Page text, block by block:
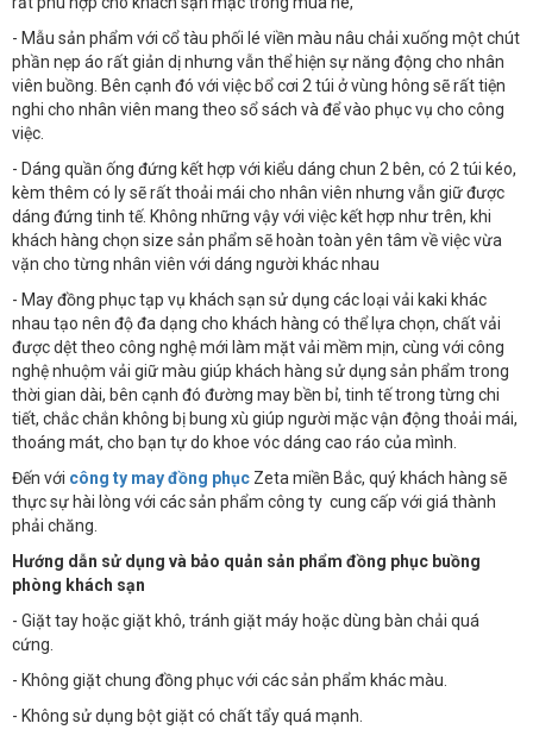
- Mẫu sản phẩm với cổ tàu phối lé viền màu nâu chải xuống một chút
phần nẹp áo rất giản dị nhưng vẫn thể hiện sự năng động cho nhân
viên buồng. Bên cạnh đó với việc bổ cơi 2 túi ở vùng hông sẽ rất tiện
nghi cho nhân viên mang theo sổ sách và để vào phục vụ cho công
việc.
- Dáng quần ống đứng kết hợp với kiểu dáng chun 2 bên, có 2 túi kéo,
kèm thêm có ly sẽ rất thoải mái cho nhân viên nhưng vẫn giữ được
dáng đứng tinh tế. Không những vậy với việc kết hợp như trên, khi
khách hàng chọn size sản phẩm sẽ hoàn toàn yên tâm về việc vừa
vặn cho từng nhân viên với dáng người khác nhau
- May đồng phục tạp vụ khách sạn sử dụng các loại vải kaki khác
nhau tạo nên độ đa dạng cho khách hàng có thể lựa chọn, chất vải
được dệt theo công nghệ mới làm mặt vải mềm mịn, cùng với công
nghệ nhuộm vải giữ màu giúp khách hàng sử dụng sản phẩm trong
thời gian dài, bên cạnh đó đường may bền bỉ, tinh tế trong từng chi
tiết, chắc chắn không bị bung xù giúp người mặc vận động thoải mái,
thoáng mát, cho bạn tự do khoe vóc dáng cao ráo của mình.
Đến với công ty may đồng phục Zeta miền Bắc, quý khách hàng sẽ
thực sự hài lòng với các sản phẩm công ty cung cấp với giá thành
phải chăng.
Hướng dẫn sử dụng và bảo quản sản phẩm đồng phục buồng
phòng khách sạn
- Giặt tay hoặc giặt khô, tránh giặt máy hoặc dùng bàn chải quá
cứng.
- Không giặt chung đồng phục với các sản phẩm khác màu.
- Không sử dụng bột giặt có chất tẩy quá mạnh.